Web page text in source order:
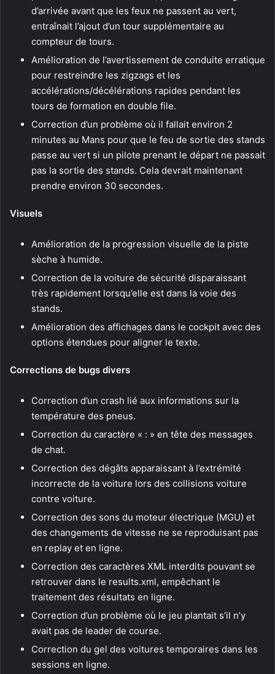
d’arrivée avant que les feux ne passent au vert,
entraînait l’ajout d’un tour supplémentaire au
compteur de tours.
Amélioration de l’avertissement de conduite erratique
pour restreindre les zigzags et les
accélérations/décélérations rapides pendant les
tours de formation en double file.
Correction d’un problème où il fallait environ 2
minutes au Mans pour que le feu de sortie des stands
passe au vert si un pilote prenant le départ ne passait
pas la sortie des stands. Cela devrait maintenant
prendre environ 30 secondes.
Visuels
Amélioration de la progression visuelle de la piste
sèche à humide.
Correction de la voiture de sécurité disparaissant
très rapidement lorsqu’elle est dans la voie des
stands.
Amélioration des affichages dans le cockpit avec des
options étendues pour aligner le texte.
Corrections de bugs divers
Correction d’un crash lié aux informations sur la
température des pneus.
Correction du caractère « : » en tête des messages
de chat.
Correction des dégâts apparaissant à l’extrémité
incorrecte de la voiture lors des collisions voiture
contre voiture.
Correction des sons du moteur électrique (MGU) et
des changements de vitesse ne se reproduisant pas
en replay et en ligne.
Correction des caractères XML interdits pouvant se
retrouver dans le results.xml, empêchant le
traitement des résultats en ligne.
Correction d’un problème où le jeu plantait s’il n’y
avait pas de leader de course.
Correction du gel des voitures temporaires dans les
sessions en ligne.